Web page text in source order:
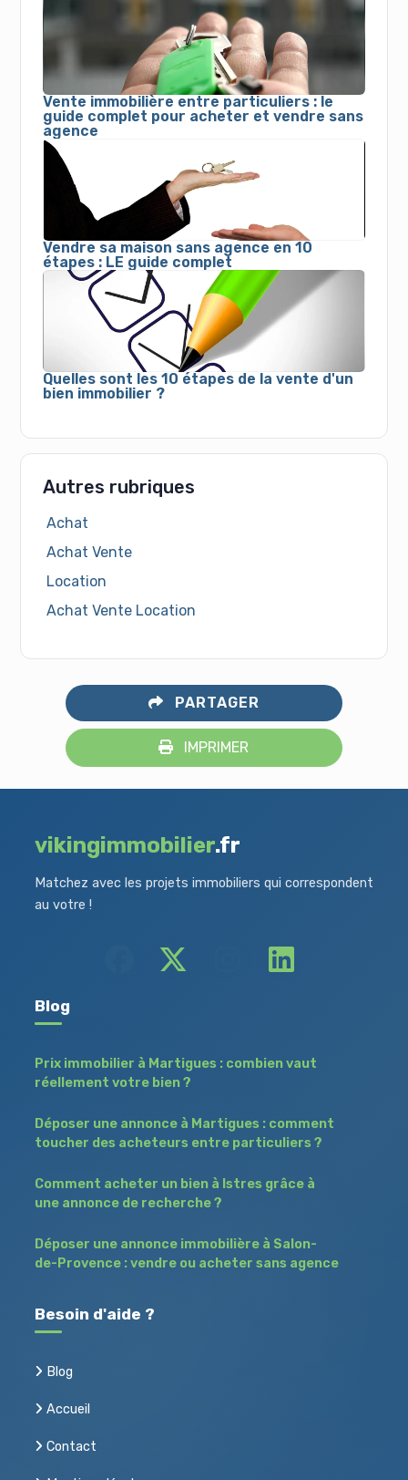
Vente immobilière entre particuliers : le
guide complet pour acheter et vendre sans
agence
Vendre sa maison sans agence en 10
étapes : LE guide complet
Quelles sont les 10 étapes de la vente d'un
bien immobilier ?
Autres rubriques
Achat
Achat Vente
Location
Achat Vente Location
PARTAGER
IMPRIMER
vikingimmobilier.fr
Matchez avec les projets immobiliers qui correspondent
au votre !
Blog
Prix immobilier à Martigues : combien vaut
réellement votre bien ?
Déposer une annonce à Martigues : comment
toucher des acheteurs entre particuliers ?
Comment acheter un bien à Istres grâce à
une annonce de recherche ?
Déposer une annonce immobilière à Salon-
de-Provence : vendre ou acheter sans agence
Besoin d'aide ?
Blog
Accueil
Contact